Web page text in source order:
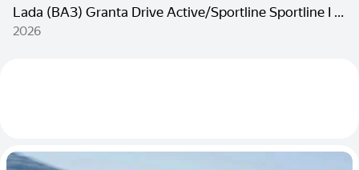
Lada (ВАЗ) Granta Drive Active/Sportline Sportline I Рестайлинг
2026